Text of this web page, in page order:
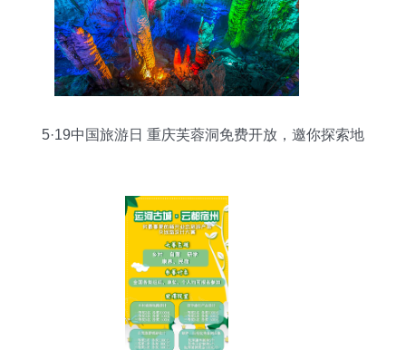
5·19中国旅游日 重庆芙蓉洞免费开放，邀你探索地